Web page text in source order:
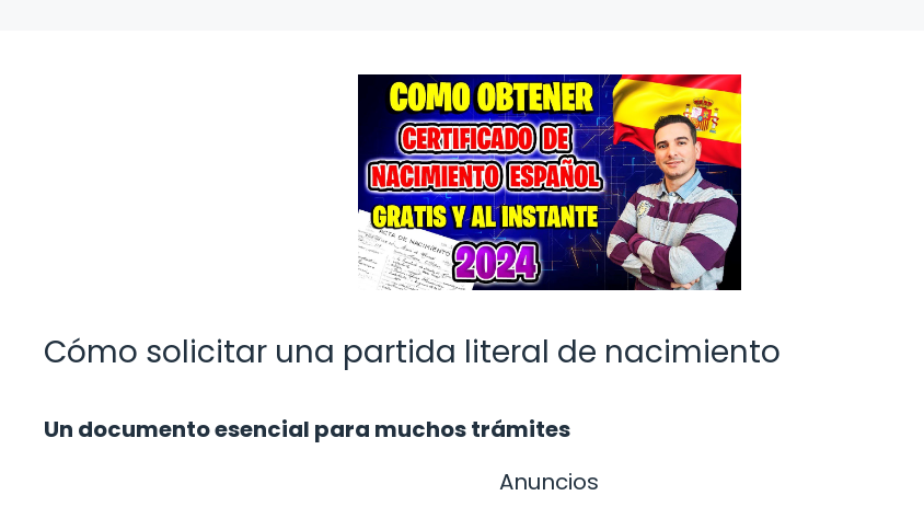
Cómo solicitar una partida literal de nacimiento
Un documento esencial para muchos trámites
Anuncios